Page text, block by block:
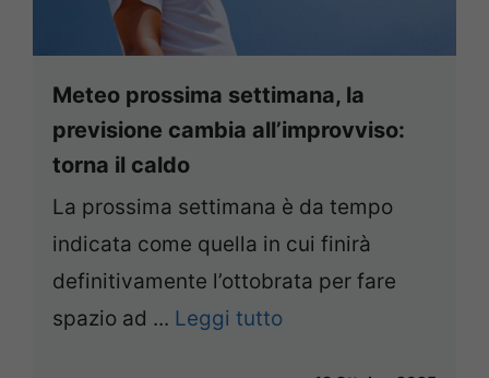
Meteo prossima settimana, la
previsione cambia all’improvviso:
torna il caldo
La prossima settimana è da tempo
indicata come quella in cui finirà
definitivamente l’ottobrata per fare
spazio ad ... Leggi tutto